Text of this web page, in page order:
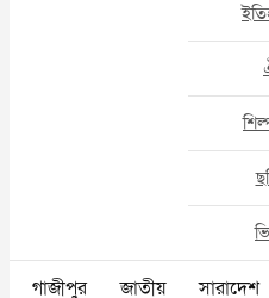
গাজীপুর জাতীয় সারাদেশ